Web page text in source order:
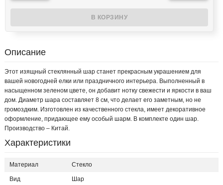
Описание
Этот изящный стеклянный шар станет прекрасным украшением для
вашей новогодней елки или праздничного интерьера. Выполненный в
насыщенном зеленом цвете, он добавит нотку свежести и яркости в ваш
дом. Диаметр шара составляет 8 см, что делает его заметным, но не
громоздким. Изготовлен из качественного стекла, имеет декоративное
оформление, придающее ему особый шарм. В комплекте один шар.
Производство – Китай.
Характеристики
Материал Стекло
Вид Шар